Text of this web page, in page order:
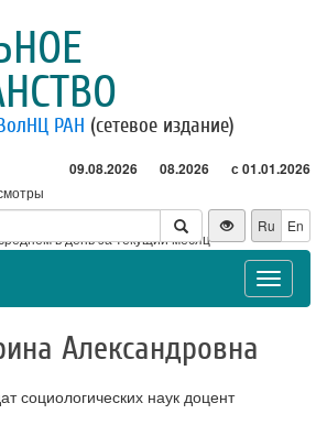
РАН (сетевое издание)
09.08.2026 08.2026 с 01.01.2026
в день за текущий месяц
Ru En
Toggle
Александровна
социологических наук доцент